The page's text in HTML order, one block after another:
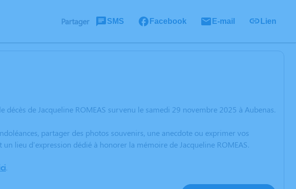
Partager SMS Facebook E-mail Lien
décès de Jacqueline ROMEAS survenu le samedi 29 novembre 2025 à Aubenas.
partager des photos souvenirs, une anecdote ou exprimer vos
lieu d'expression dédié à honorer la mémoire de Jacqueline ROMEAS.
.